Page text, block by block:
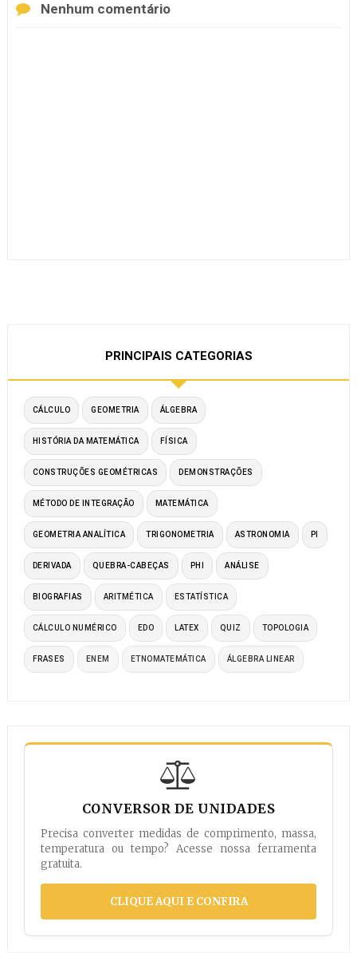
Nenhum comentário
PRINCIPAIS CATEGORIAS
CÁLCULO GEOMETRIA ÁLGEBRA
HISTÓRIA DA MATEMÁTICA FÍSICA
CONSTRUÇÕES GEOMÉTRICAS DEMONSTRAÇÕES
MÉTODO DE INTEGRAÇÃO MATEMÁTICA
GEOMETRIA ANALÍTICA TRIGONOMETRIA ASTRONOMIA PI
DERIVADA QUEBRA-CABEÇAS PHI ANÁLISE
BIOGRAFIAS ARITMÉTICA ESTATÍSTICA
CÁLCULO NUMÉRICO EDO LATEX QUIZ TOPOLOGIA
FRASES ENEM ETNOMATEMÁTICA ÁLGEBRA LINEAR
CONVERSOR DE UNIDADES
Precisa converter medidas de comprimento, massa,
temperatura ou tempo? Acesse nossa ferramenta
gratuita.
CLIQUE AQUI E CONFIRA